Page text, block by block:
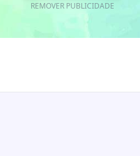
REMOVER PUBLICIDADE